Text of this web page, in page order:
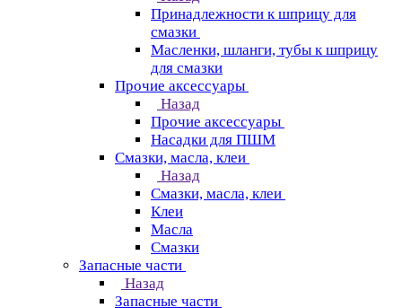
Принадлежности к шприцу для
смазки
Масленки, шланги, тубы к шприцу
для смазки
Прочие аксессуары
Назад
Прочие аксессуары
Насадки для ПШМ
Смазки, масла, клеи
Назад
Смазки, масла, клеи
Клеи
Масла
Смазки
Запасные части
Назад
Запасные части